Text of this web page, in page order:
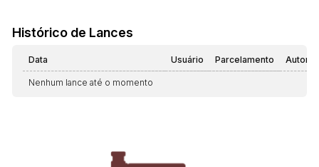
Histórico de Lances
Data Usuário Parcelamento
Nenhum lance até o momento